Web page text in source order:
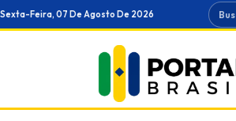
Ir
para
Sexta-Feira, 07 De Agosto De 2026 Buscar